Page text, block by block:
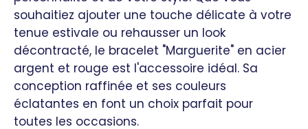
souhaitiez ajouter une touche délicate à votre
tenue estivale ou rehausser un look
décontracté, le bracelet "Marguerite" en acier
argent et rouge est l'accessoire idéal. Sa
conception raffinée et ses couleurs
éclatantes en font un choix parfait pour
toutes les occasions.